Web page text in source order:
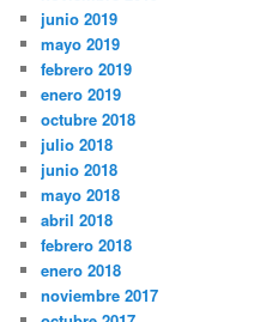
junio 2019
mayo 2019
febrero 2019
enero 2019
octubre 2018
julio 2018
junio 2018
mayo 2018
abril 2018
febrero 2018
enero 2018
noviembre 2017